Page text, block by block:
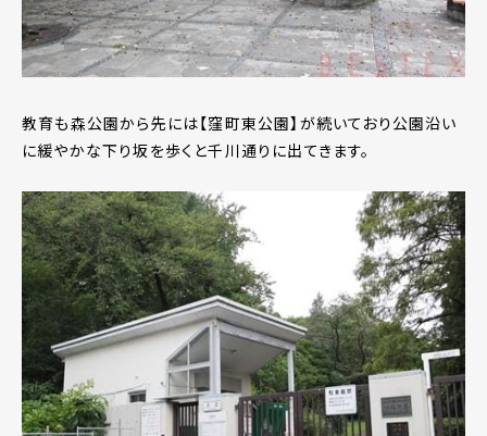
教育も森公園から先には【窪町東公園】が続いており公園沿い
に緩やかな下り坂を歩くと千川通りに出てきます。